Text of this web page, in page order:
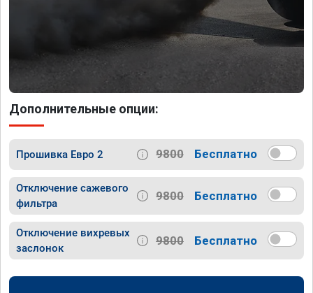
Дополнительные опции:
Прошивка Евро 2 9800 Бесплатно
Отключение сажевого
фильтра
9800 Бесплатно
Отключение вихревых
заслонок
9800 Бесплатно